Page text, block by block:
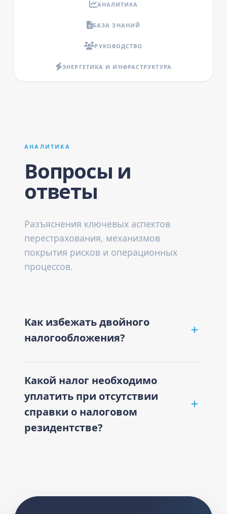
АНАЛИТИКА
БАЗА ЗНАНИЙ
РУКОВОДСТВО
ЭНЕРГЕТИКА И ИНФРАСТРУКТУРА
АНАЛИТИКА
Вопросы и
ответы
Разъяснения ключевых аспектов
перестрахования, механизмов
покрытия рисков и операционных
процессов.
Как избежать двойного
налогообложения?
Какой налог необходимо
уплатить при отсутствии
справки о налоговом
резидентстве?